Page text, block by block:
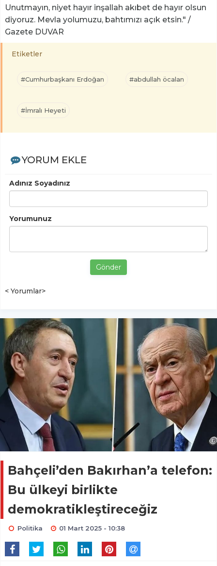
Unutmayın, niyet hayır inşallah akıbet de hayır olsun
diyoruz. Mevla yolumuzu, bahtımızı açık etsin." /
Gazete DUVAR
Etiketler
#Cumhurbaşkanı Erdoğan #abdullah öcalan
#İmralı Heyeti
YORUM EKLE
Adınız Soyadınız
Yorumunuz
Gönder
< Yorumlar>
Bahçeli’den Bakırhan’a telefon:
Bu ülkeyi birlikte
demokratikleştireceğiz
Politika 01 Mart 2025 - 10:38